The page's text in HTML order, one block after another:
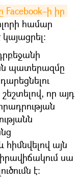
իր
համար
պատերազմը
շեշտելով, որ այդ
այն
սա
է: